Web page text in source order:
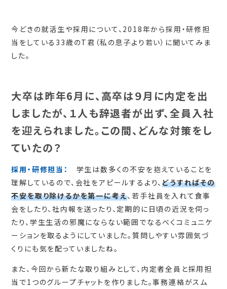
今どきの就活生や採用について、2018年から採用・研修担
当をしている33歳のT君（私の息子より若い）に聞いてみま
した。
大卒は昨年6月に、高卒は９月に内定を出
しましたが、１人も辞退者が出ず、全員入社
を迎えられました。この間、どんな対策をし
ていたの？
採用・研修担当：
学生は数多くの不安を抱えていることを
理解しているので、会社をアピールするより、どうすればその
不安を取り除けるかを第一に考え、若手社員を入れて食事
会をしたり、社内報を送ったり、定期的に日頃の近況を伺っ
たり、学生生活の邪魔にならない範囲でなるべくコミュニケ
ーションを取るようにしていました。質問しやすい雰囲気づ
くりにも気を配っていましたね。
また、今回から新たな取り組みとして、内定者全員と採用担
当で1つのグループチャットを作りました。事務連絡がスム